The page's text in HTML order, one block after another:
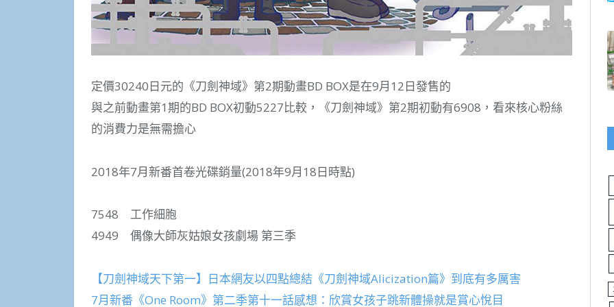
定價30240日元的《刀劍神域》第2期動畫BD BOX是在9月12日發售的
與之前動畫第1期的BD BOX初動5227比較，《刀劍神域》第2期初動有6908，看來核心粉絲
的消費力是無需擔心
2018年7月新番首卷光碟銷量(2018年9月18日時點)
7548 工作細胞
4949 偶像大師灰姑娘女孩劇場 第三季
【刀劍神域天下第一】日本網友以四點總結《刀劍神域Alicization篇》到底有多厲害
7月新番《One Room》第二季第十一話感想：欣賞女孩子跳新體操就是賞心悅目